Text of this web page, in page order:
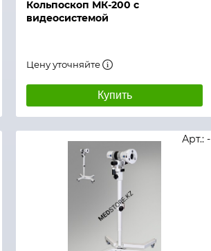
Кольпоскоп МК-200 с
видеосистемой
Цену уточняйте
Купить
Арт.: -